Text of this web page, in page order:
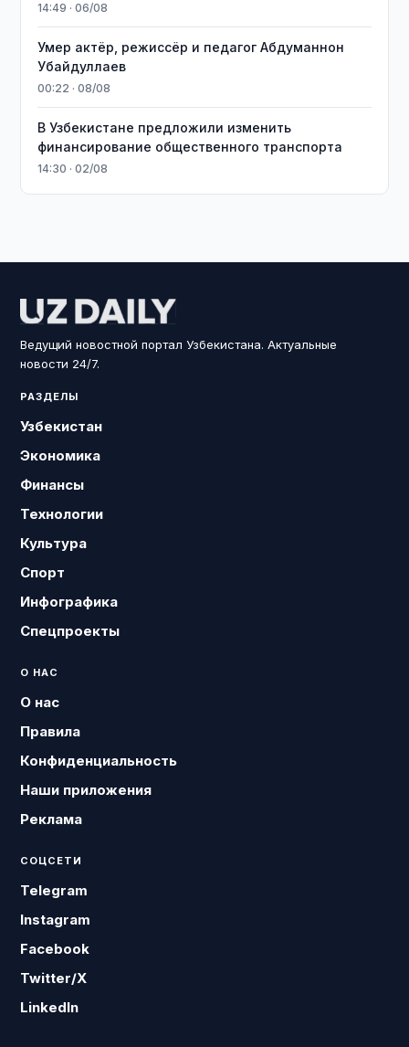
14:49 · 06/08
Умер актёр, режиссёр и педагог Абдуманнон
Убайдуллаев
00:22 · 08/08
В Узбекистане предложили изменить
финансирование общественного транспорта
14:30 · 02/08
Ведущий новостной портал Узбекистана. Актуальные
новости 24/7.
РАЗДЕЛЫ
Узбекистан
Экономика
Финансы
Технологии
Культура
Спорт
Инфографика
Спецпроекты
О НАС
О нас
Правила
Конфиденциальность
Наши приложения
Реклама
СОЦСЕТИ
Telegram
Instagram
Facebook
Twitter/X
LinkedIn